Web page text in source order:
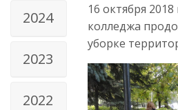
2024
2023
2022
16 октября
колледжа
уборке